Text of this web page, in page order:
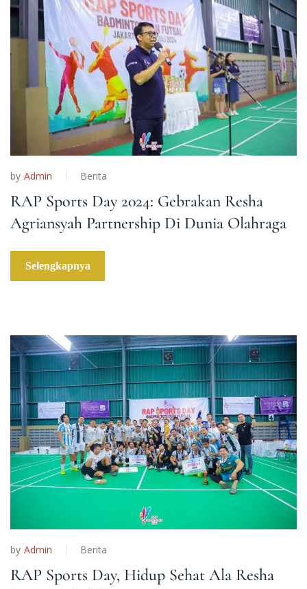
by Admin Berita
RAP Sports Day 2024: Gebrakan Resha
Agriansyah Partnership Di Dunia Olahraga
Selengkapnya
by Admin Berita
RAP Sports Day, Hidup Sehat Ala Resha